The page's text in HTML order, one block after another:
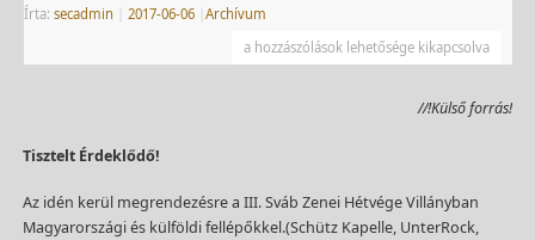
Írta: secadmin 2017-06-06
Archívum
a hozzászólások lehetősége kikapcsolva
//!Külső forrás!
Tisztelt Érdeklődő!
Az idén kerül megrendezésre a III. Sváb Zenei Hétvége Villányban
Magyarországi és külföldi fellépőkkel.(Schütz Kapelle, UnterRock,